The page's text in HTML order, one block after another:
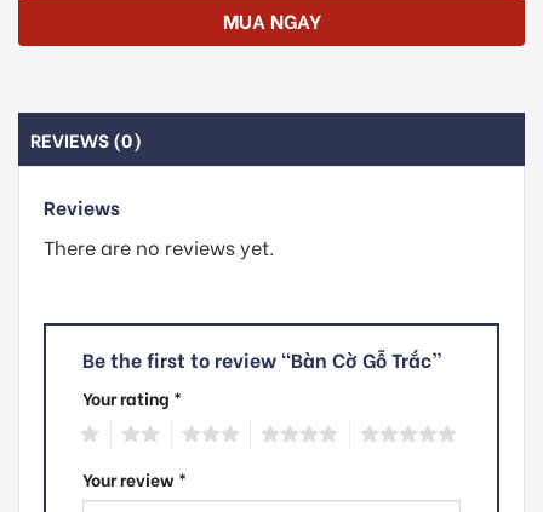
MUA NGAY
REVIEWS (0)
Reviews
There are no reviews yet.
Be the first to review “Bàn Cờ Gỗ Trắc”
Your rating *
Your review *